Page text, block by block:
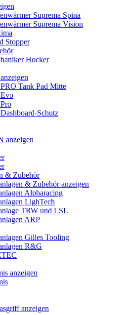
Suprema Spina
Suprema Vision
Stopper
Hocker
Tank Pad Mitte
Schutz
anzeigen
& Zubehör
& Zubehör anzeigen
Alpharacing
LighTech
TRW und LSL
ARP
Gilles Tooling
R&G
anzeigen
anzeigen